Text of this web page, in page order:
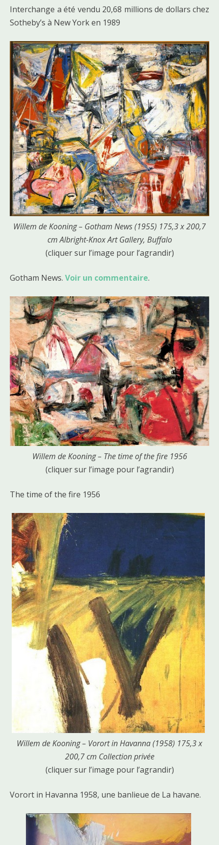
Interchange a été vendu 20,68 millions de dollars chez
Sotheby’s à New York en 1989
Willem de Kooning – Gotham News (1955) 175,3 x 200,7
cm Albright-Knox Art Gallery, Buffalo
(cliquer sur l’image pour l’agrandir)
Gotham News. Voir un commentaire.
Willem de Kooning – The time of the fire 1956
(cliquer sur l’image pour l’agrandir)
The time of the fire 1956
Willem de Kooning – Vorort in Havanna (1958) 175,3 x
200,7 cm Collection privée
(cliquer sur l’image pour l’agrandir)
Vorort in Havanna 1958, une banlieue de La havane.